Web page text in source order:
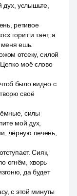
услышьте,
ретивое
горит и тает, а
меня ешь.
отсеку, силой
моё слово
было видно с
своё
силы
мой дух,
чёрную печень,
Сияк,
огнём, хворь
да будет
с этой минуты